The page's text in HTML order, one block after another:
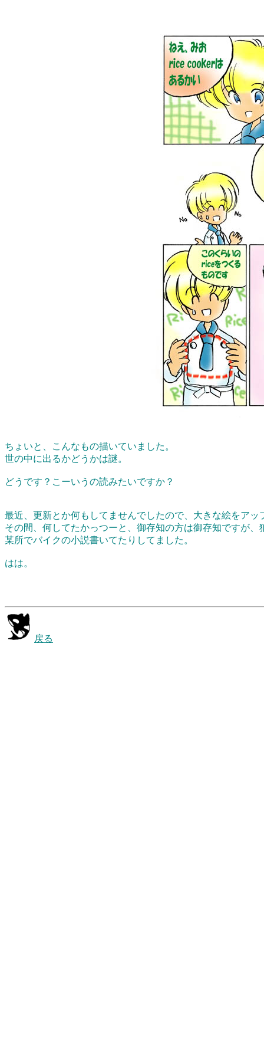
ちょいと、こんなもの描いていました。
世の中に出るかどうかは謎。
どうです？こーいうの読みたいですか？
最近、更新とか何もしてませんでしたので、大きな絵をアッ
その間、何してたかっつーと、御存知の方は御存知ですが、
某所でバイクの小説書いてたりしてました。
はは。
戻る